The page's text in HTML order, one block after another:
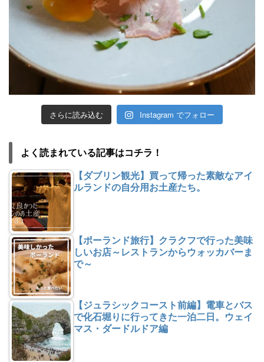
さらに読み込む Instagram でフォロー
よく読まれている記事はコチラ！
【ダブリン観光】買って帰った素敵なアイ
ルランドの自分用お土産たち。
【ポーランド旅行】クラクフで行った美味
しいお店～レストランからウォッカバーま
で～
【ジュラシックコースト前編】電車とバス
で化石堀りに行ってきた一泊二日。ウェイ
マス・ダードルドア編